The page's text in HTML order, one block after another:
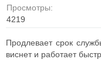
Просмотры:
4219
Продлевает срок
виснет и работает